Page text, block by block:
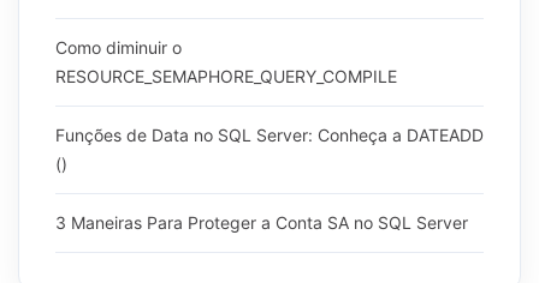
Como diminuir o
RESOURCE_SEMAPHORE_QUERY_COMPILE
Funções de Data no SQL Server: Conheça a DATEADD
()
3 Maneiras Para Proteger a Conta SA no SQL Server